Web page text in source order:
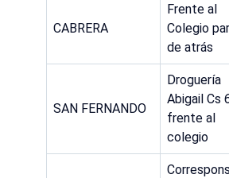
CABRERA
Frente al
Colegio
de atrás
SAN FERNANDO
Droguería
Abigail Cs
frente al
colegio